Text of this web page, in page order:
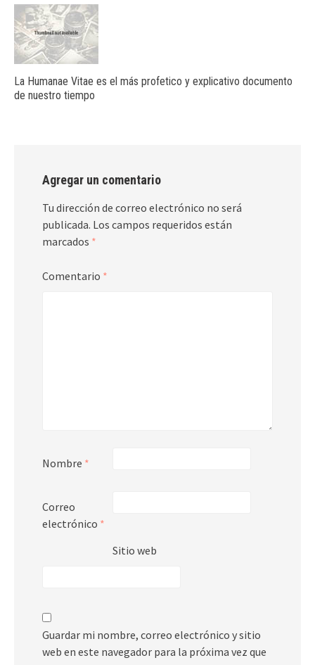
La Humanae Vitae es el más profetico y explicativo documento
de nuestro tiempo
Agregar un comentario
Tu dirección de correo electrónico no será
publicada. Los campos requeridos están
marcados *
Comentario *
Nombre *
Correo
electrónico *
Sitio web
Guardar mi nombre, correo electrónico y sitio
web en este navegador para la próxima vez que